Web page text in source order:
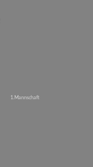
1. Mannschaft